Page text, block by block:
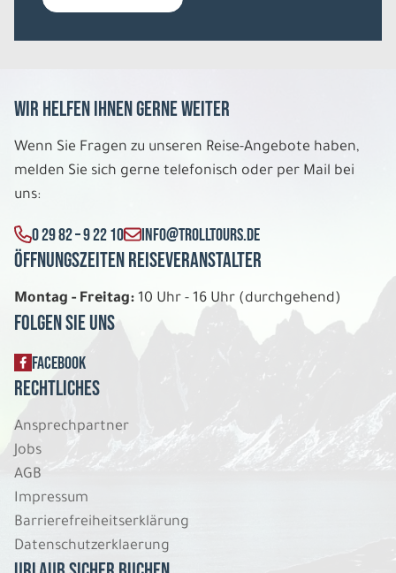
Wir helfen Ihnen gerne weiter
Wenn Sie Fragen zu unseren Reise-Angebote haben,
melden Sie sich gerne telefonisch oder per Mail bei
uns:
0 29 82 – 9 22 10 INFO@TROLLTOURS.DE
Öffnungszeiten Reiseveranstalter
Montag - Freitag: 10 Uhr - 16 Uhr (durchgehend)
Folgen Sie uns
FACEBOOK
Rechtliches
Ansprechpartner
Jobs
AGB
Impressum
Barrierefreiheitserklärung
Datenschutzerklaerung